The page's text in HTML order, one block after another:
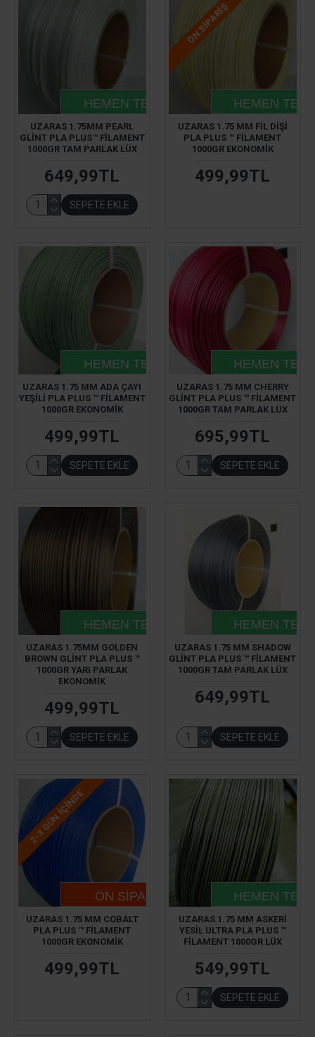
HEMEN TESLIM
UZARAS 1.75MM PEARL
GLINT PLA PLUS™ FILAMENT
1000GR TAM PARLAK LÜX
649,99TL
SEPETE EKLE
HEMEN
ÖN SIPARIŞ
UZARAS 1.75 MM FIL DIŞI
PLA PLUS ™ FILAMENT
1000GR EKONOMIK
499,99TL
HEMEN TESLIM
UZARAS 1.75 MM ADA ÇAYI
YEŞILI PLA PLUS ™ FILAMENT
1000GR EKONOMIK
499,99TL
SEPETE EKLE
HEMEN
UZARAS 1.75 MM CHERRY
GLINT PLA PLUS ™ FILAMENT
1000GR TAM PARLAK LÜX
695,99TL
SEPETE EKLE
HEMEN TESLIM
UZARAS 1.75MM GOLDEN
BROWN GLINT PLA PLUS ™
1000GR YARI PARLAK
EKONOMIK
499,99TL
SEPETE EKLE
HEMEN
UZARAS 1.75 MM SHADOW
GLINT PLA PLUS ™ FILAMENT
1000GR TAM PARLAK LÜX
649,99TL
SEPETE EKLE
ÖN SIPARIŞ
2-3 GÜN IÇINDE
UZARAS 1.75 MM COBALT
PLA PLUS ™ FILAMENT
1000GR EKONOMIK
499,99TL
HEMEN
UZARAS 1.75 MM ASKERI
YESIL ULTRA PLA PLUS ™
FILAMENT 1000GR LÜX
549,99TL
SEPETE EKLE